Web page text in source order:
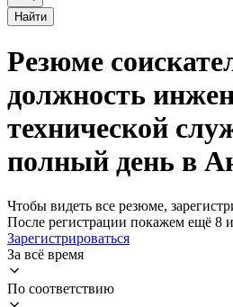
Найти
Резюме
должность
технической
полный день в
Чтобы видеть все резюме,
После регистрации покажем ещё 8
Зарегистрироваться
За всё время
По соответствию